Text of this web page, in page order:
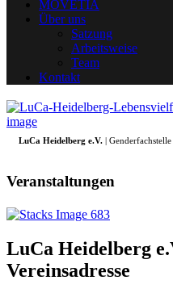
MOVETIA
Über uns
Satzung
Arbeitsweise
Team
Kontakt
LuCa Heidelberg e.V. |
Veranstaltungen
LuCa Heidelberg
Vereinsadresse